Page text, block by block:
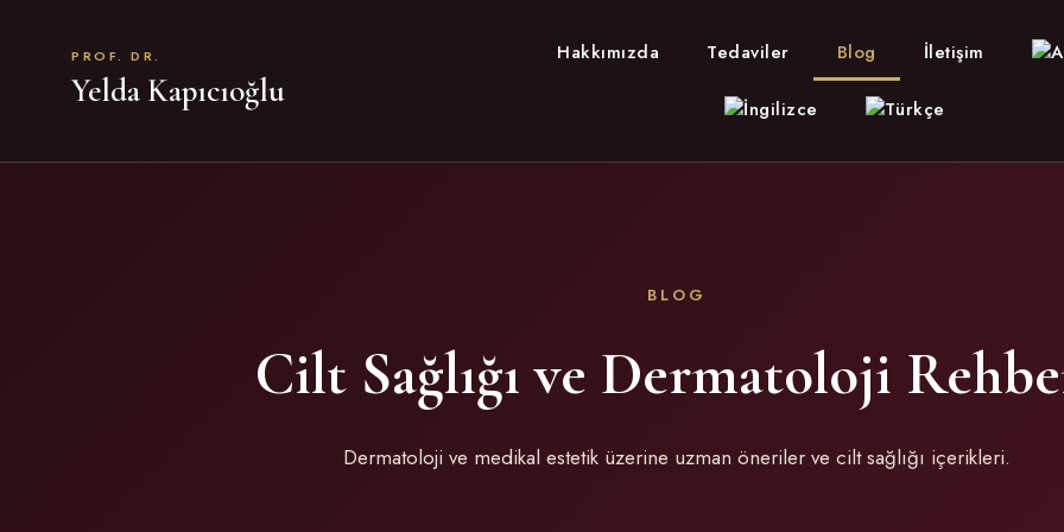
PROF. DR.
Yelda Kapıcıoğlu
Hakkımızda Tedaviler Blog İletişim
BLOG
Cilt Sağlığı ve Dermatoloji
Dermatoloji ve medikal estetik üzerine uzman öneriler ve cilt sağlığı içerikleri.